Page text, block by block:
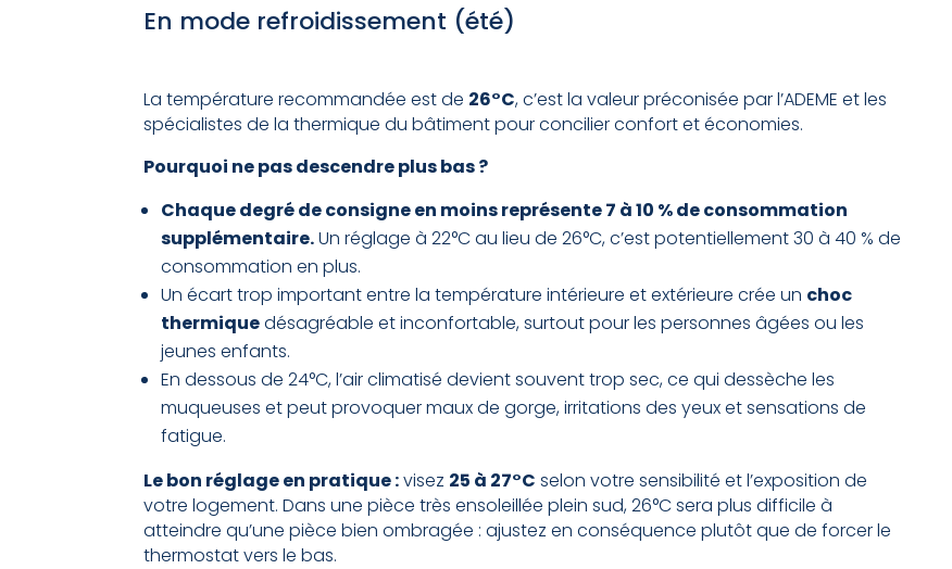
En mode refroidissement (été)
La température recommandée est de 26°C, c’est la valeur préconisée par l’ADEME et les
spécialistes de la thermique du bâtiment pour concilier confort et économies.
Pourquoi ne pas descendre plus bas ?
Chaque degré de consigne en moins représente 7 à 10 % de consommation
supplémentaire.Un réglage à 22°C au lieu de 26°C, c’est potentiellement 30 à 40 % de
consommation en plus.
Un écart trop important entre la température intérieure et extérieure crée un choc
thermiquedésagréable et inconfortable, surtout pour les personnes âgées ou les
jeunes enfants.
En dessous de 24°C, l’air climatisé devient souvent trop sec, ce qui dessèche les
muqueuses et peut provoquer maux de gorge, irritations des yeux et sensations de
fatigue.
Le bon réglage en pratique :visez 25 à 27°C selon votre sensibilité et l’exposition de
votre logement. Dans une pièce très ensoleillée plein sud, 26°C sera plus difficile à
atteindre qu’une pièce bien ombragée : ajustez en conséquence plutôt que de forcer le
thermostat vers le bas.